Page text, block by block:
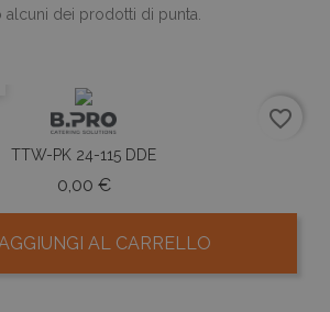
alcuni dei prodotti di punta.
TTW-PK 24-115 DDE
0,00 €Prezzo
AGGIUNGI AL CARRELLO
favorite_border